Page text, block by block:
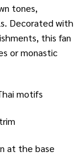
tones,
Decorated with
this fan
or monastic
motifs
at the base